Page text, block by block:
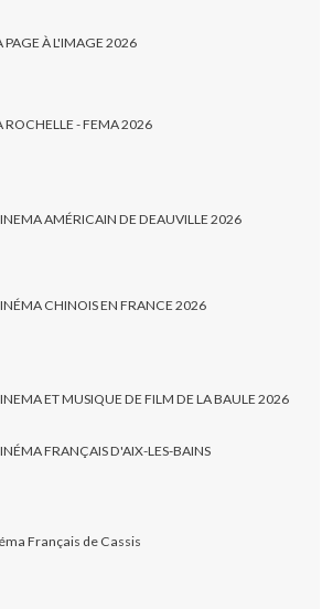
PAGE À L'IMAGE 2026
ROCHELLE - FEMA 2026
AMÉRICAIN DE DEAUVILLE 2026
CHINOIS EN FRANCE 2026
ET MUSIQUE DE FILM DE LA BAULE 2026
FRANÇAIS D'AIX-LES-BAINS
Français de Cassis